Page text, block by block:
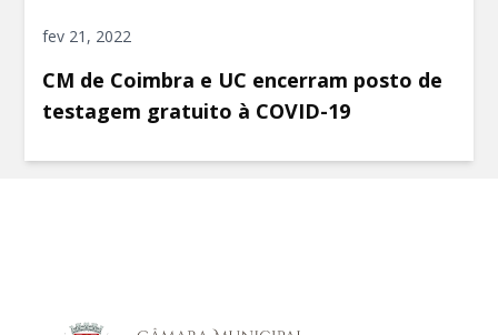
fev 21, 2022
CM de Coimbra e UC encerram posto de
testagem gratuito à COVID-19